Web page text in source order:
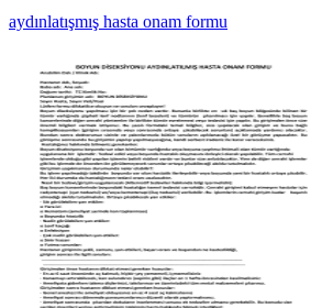
aydınlatışmış hasta onam formu